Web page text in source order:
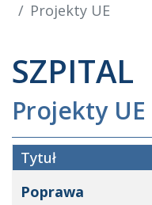
Projekty UE
SZPITAL
Projekty UE
Spis artykułów
Tytuł
Poprawa